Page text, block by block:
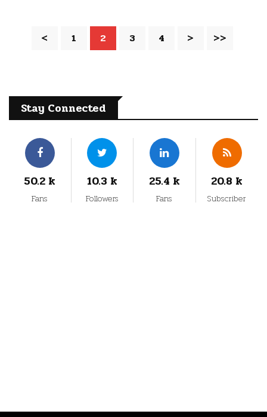
< 1 2 3 4 > >>
Stay Connected
50.2 k
Fans
10.3 k
Followers
25.4 k
Fans
20.8 k
Subscriber